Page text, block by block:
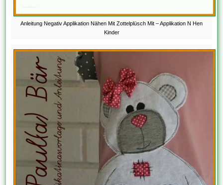
Anleitung Negativ Applikation Nähen Mit Zottelplüsch Mit – Applikation N Hen
Kinder